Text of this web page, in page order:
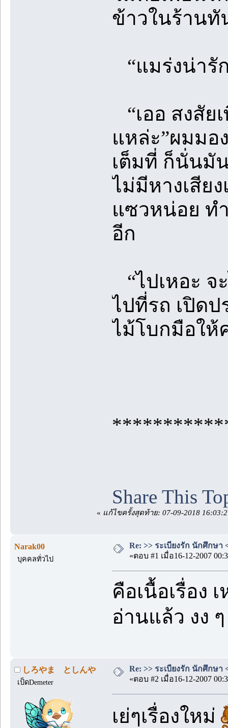
ข้าวในร้านทั
“แมร่งน่ารั
“เออ สงสัย
แหล่ะ”ผมมอ
เต็มที่ ก็นั่นมั
ไม่มีหางเสีย
แซวหน่อย ท
อีก
“ไปเหอะ จ
ไปที่รถ เปิด
ไม้โบกมือให้
Share This
« แก้ไขครั้งสุดท้าย: 07-09-2018
Narak00
บุคคลทั่วไป
Re: >> ระเบียงรัก นักศึกษา
«ตอบ #1 เมื่อ16-12-2007
คือเนื้อเรื่อง
อ่านแล้ว งง
しろやま としんや
เป็ดDemeter
Re: >> ระเบียงรัก นักศึกษา
«ตอบ #2 เมื่อ16-12-2007
เย่ๆเรื่องใหม่